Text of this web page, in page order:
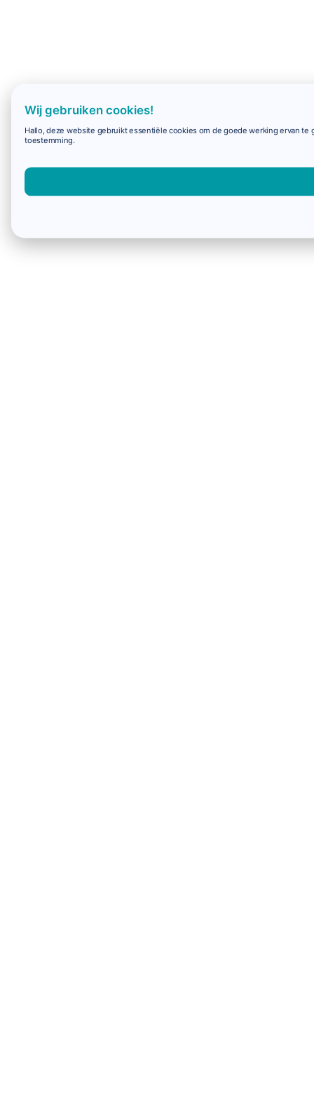
Wij gebruiken cookies!
Hallo, deze website gebruikt essentiële cookies om de goede werking ervan
toestemming.